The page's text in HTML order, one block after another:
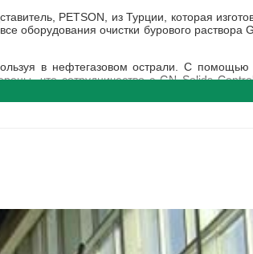
PETSON , из Турции, которая
оборудования очистки бурового раствора
в нефтегазовом острали. С
что сотрудничество с GN Solids